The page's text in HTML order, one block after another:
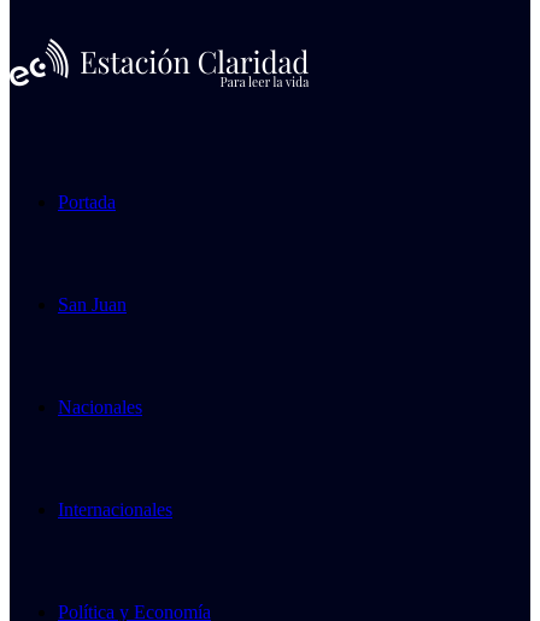
Portada
San Juan
Nacionales
Internacionales
Política y Economía